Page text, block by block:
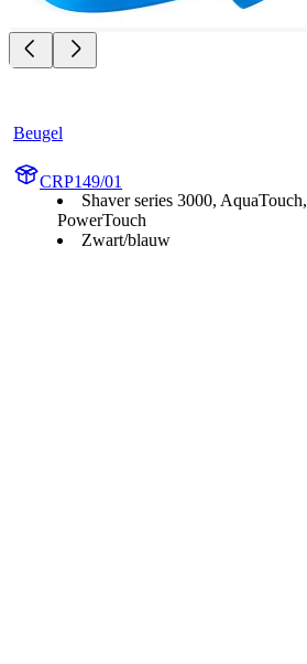
Beugel
CRP149/01
Shaver series 3000, AquaTouch,
PowerTouch
Zwart/blauw